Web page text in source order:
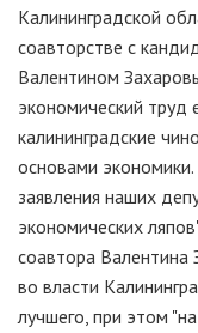
Калининградской
соавторстве с
Валентином
экономический труд
калининградские
основами
заявления наших
экономических
соавтора Валентина
во власти
лучшего, при этом